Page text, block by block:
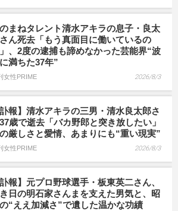
まねタレント清水アキラの息子・良太
ん死去「もう真面目に働いているの
、2度の逮捕も諦めなかった芸能界“波
満ちた37年”
女性PRIME 2026/8/3
訃報】清水アキラの三男・清水良太郎さ
歳で逝去「バカ野郎と突き放したい」
厳しさと愛情、あまりにも“重い現実”
女性PRIME 2026/8/3
訃報】元プロ野球選手・板東英二さん、
日の明石家さんまを支えた男気と、昭
“ええ加減さ”で遺した温かな功績